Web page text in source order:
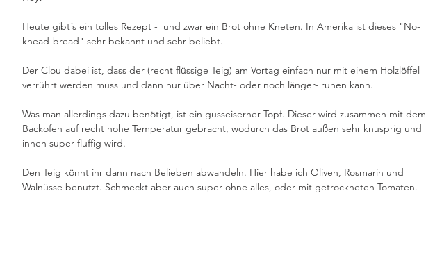
REZEPTKARTEN Rezeptvideo vegan Kekse und Pralinen Vegetarisch
Heute gibt´s ein tolles Rezept -  und zwar ein Brot ohne Kneten. In Amerika ist dieses "No-
knead-bread" sehr bekannt und sehr beliebt.
Der Clou dabei ist, dass der (recht flüssige Teig) am Vortag einfach nur mit einem Holzlöffel
verrührt werden muss und dann nur über Nacht- oder noch länger- ruhen kann.
Was man allerdings dazu benötigt, ist ein gusseiserner Topf. Dieser wird zusammen mit dem
Backofen auf recht hohe Temperatur gebracht, wodurch das Brot außen sehr knusprig und
innen super fluffig wird.
Den Teig könnt ihr dann nach Belieben abwandeln. Hier habe ich Oliven, Rosmarin und
Walnüsse benutzt. Schmeckt aber auch super ohne alles, oder mit getrockneten Tomaten.